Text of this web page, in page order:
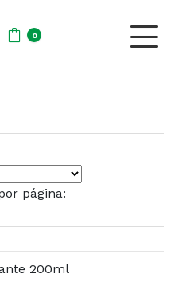
0
página: